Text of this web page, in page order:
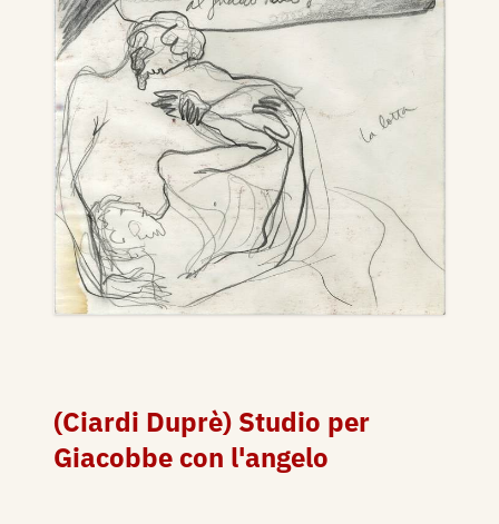
(Ciardi Duprè) Studio per
Giacobbe con l'angelo